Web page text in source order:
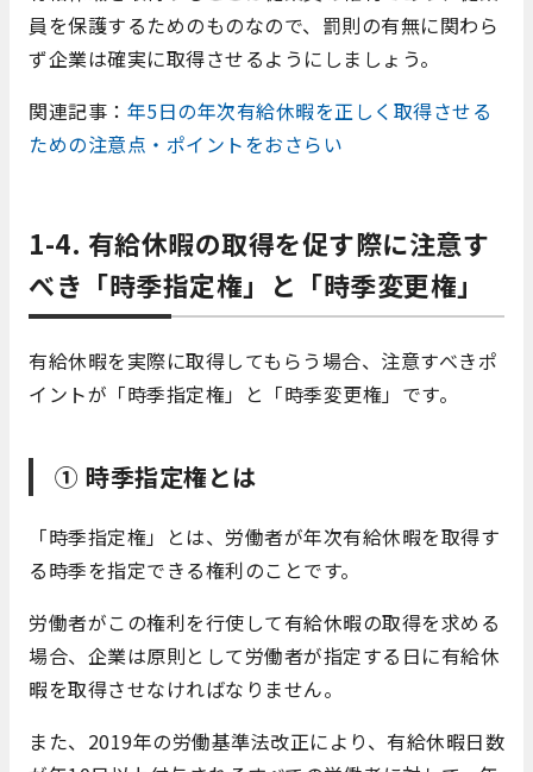
員を保護するためのものなので、罰則の有無に関わら
ず企業は確実に取得させるようにしましょう。
関連記事： 年5日の年次有給休暇を正しく取得させる
ための注意点・ポイントをおさらい
1-4. 有給休暇の取得を促す際に注意す
べき「時季指定権」と「時季変更権」
有給休暇を実際に取得してもらう場合、注意すべきポ
イントが「時季指定権」と「時季変更権」です。
① 時季指定権とは
「時季指定権」とは、労働者が年次有給休暇を取得す
る時季を指定できる権利のことです。
労働者がこの権利を行使して有給休暇の取得を求める
場合、企業は原則として労働者が指定する日に有給休
暇を取得させなければなりません。
また、2019年の労働基準法改正により、有給休暇日数